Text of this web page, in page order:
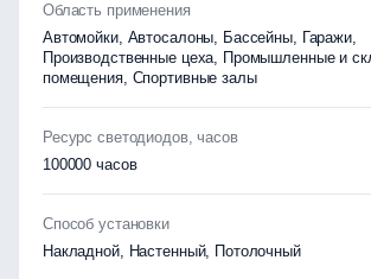
Область применения
Автомойки, Автосалоны, Бассейны, Гаражи,
Производственные цеха, Промышленные и
помещения, Спортивные залы
Ресурс светодиодов, часов
100000 часов
Способ установки
Накладной, Настенный, Потолочный